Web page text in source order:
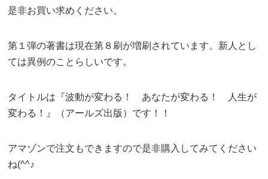
是非お買い求めください。
第１弾の著書は現在第８刷が増刷されています。新人とし
ては異例のことらしいです。
タイトルは『波動が変わる！ あなたが変わる！ 人生が
変わる！』（アールズ出版）です！！
アマゾンで注文もできますので是非購入してみてください
ね(^^♪